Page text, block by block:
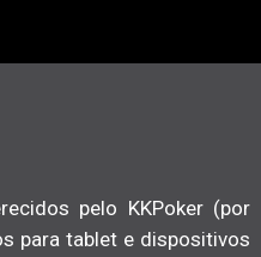
pelo KKPoker (por
para tablet e dispositivos